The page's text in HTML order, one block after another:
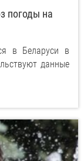
погоды на
в Беларуси в
данные